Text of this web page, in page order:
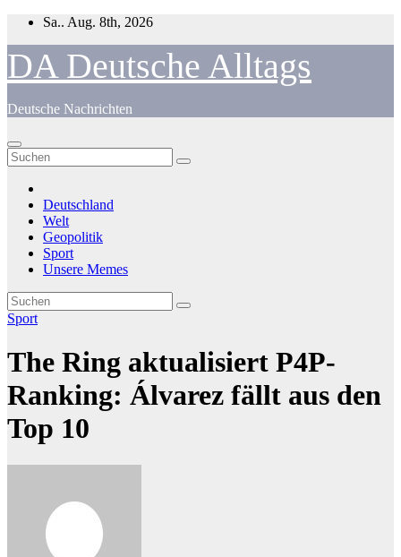
Zum
springen
Sa.. Aug. 8th, 2026
DA Deutsche Alltags
Deutsche Nachrichten
Deutschland
Welt
Geopolitik
Sport
Unsere Memes
Sport
The Ring aktualisiert P4P-
Ranking: Álvarez fällt aus den
Top 10